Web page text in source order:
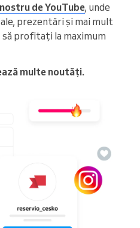
de YouTube, unde
prezentări și mai mult
profitați la maximum
multe noutăți.